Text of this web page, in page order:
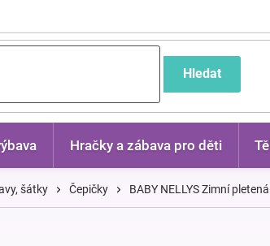
Hledat
Hračky a zábava pro děti
šátky Čepičky BABY NELLYS Zimní